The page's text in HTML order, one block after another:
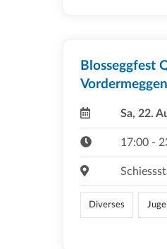
Blosseggfest
Sa, 22.
17:00 -
Diverses